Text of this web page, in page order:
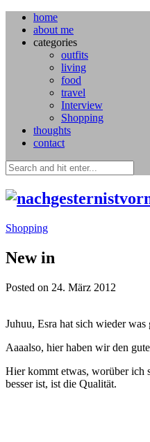
home
about me
categories
outfits
living
food
travel
Interview
Shopping
thoughts
contact
Shopping
New in
Posted on 24. März 2012
Juhuu, Esra hat sich wieder
Aaaalso, hier haben wir den
Hier kommt etwas, worüber ich
besser ist, ist die Qualität.